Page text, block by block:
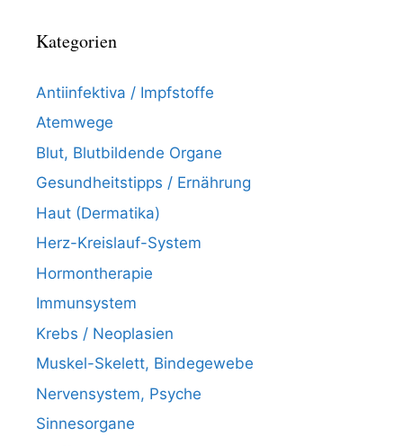
Kategorien
Antiinfektiva / Impfstoffe
Atemwege
Blut, Blutbildende Organe
Gesundheitstipps / Ernährung
Haut (Dermatika)
Herz-Kreislauf-System
Hormontherapie
Immunsystem
Krebs / Neoplasien
Muskel-Skelett, Bindegewebe
Nervensystem, Psyche
Sinnesorgane